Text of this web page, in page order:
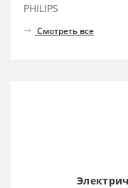
PHILIPS
Смотреть все